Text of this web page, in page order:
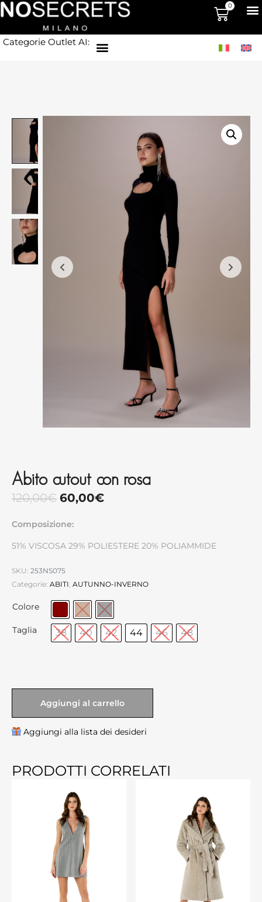
0
Categorie Outlet AI:
Abito cutout con rosa
120,00€ 60,00€
Composizione:
51% VISCOSA 29% POLIESTERE 20% POLIAMMIDE
SKU: 253NS075
Categorie: ABITI AUTUNNO-INVERNO
Colore
Taglia 38 40 42 44 46 48
Aggiungi al carrello
Aggiungi alla lista dei desideri
PRODOTTI CORRELATI